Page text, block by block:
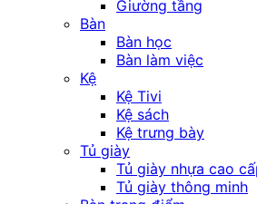
Giường tầng
Bàn
Bàn học
Bàn làm việc
Kệ
Kệ Tivi
Kệ sách
Kệ trưng bày
Tủ giày
Tủ giày nhựa cao
Tủ giày thông minh